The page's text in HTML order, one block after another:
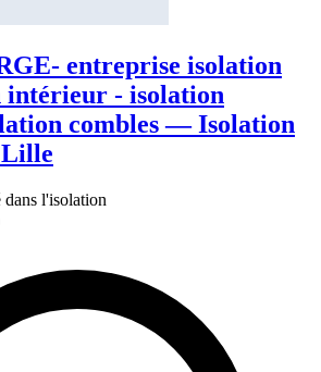
entreprise isolation
- isolation
combles — Isolation
Lille
dans l'isolation